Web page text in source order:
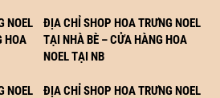
NOEL
HOA
ĐỊA CHỈ SHOP HOA TRƯNG NOEL
TẠI NHÀ BÈ – CỬA HÀNG HOA
NOEL TẠI NB
NOEL ĐỊA CHỈ SHOP HOA TRƯNG NOEL